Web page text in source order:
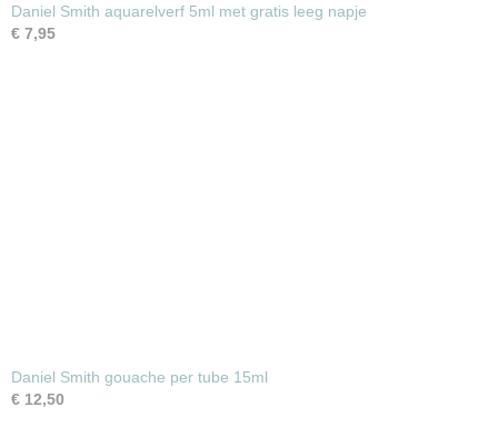
Daniel Smith aquarelverf 5ml met gratis leeg napje
€ 7,95
Daniel Smith gouache per tube 15ml
€ 12,50